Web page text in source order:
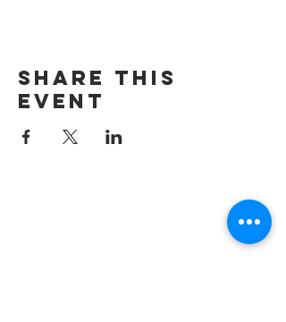
Share this
event
info@lafpfm.ca